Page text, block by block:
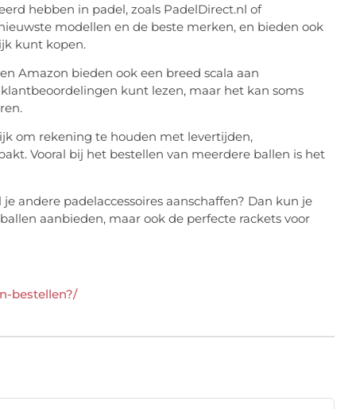
hebben in padel, zoals PadelDirect.nl of
modellen en de beste merken, en bieden ook
kunt kopen.
Amazon bieden ook een breed scala aan
kunt lezen, maar het kan soms
om rekening te houden met levertijden,
Vooral bij het bestellen van meerdere ballen is het
andere padelaccessoires aanschaffen? Dan kun je
aanbieden, maar ook de perfecte rackets voor
bestellen?/